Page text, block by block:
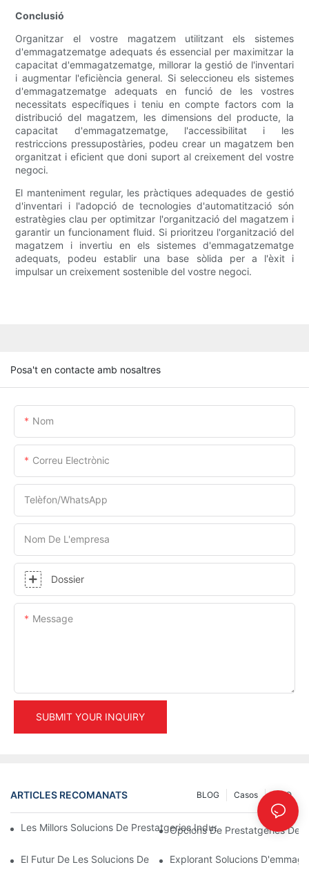
Conclusió
Organitzar el vostre magatzem utilitzant els sistemes
d'emmagatzematge adequats és essencial per maximitzar la
capacitat d'emmagatzematge, millorar la gestió de l'inventari
i augmentar l'eficiència general. Si seleccioneu els sistemes
d'emmagatzematge adequats en funció de les vostres
necessitats específiques i teniu en compte factors com la
distribució del magatzem, les dimensions del producte, la
capacitat d'emmagatzematge, l'accessibilitat i les
restriccions pressupostàries, podeu crear un magatzem ben
organitzat i eficient que doni suport al creixement del vostre
negoci.
El manteniment regular, les pràctiques adequades de gestió
d'inventari i l'adopció de tecnologies d'automatització són
estratègies clau per optimitzar l'organització del magatzem i
garantir un funcionament fluid. Si prioritzeu l'organització del
magatzem i invertiu en els sistemes d'emmagatzematge
adequats, podeu establir una base sòlida per a l'èxit i
impulsar un creixement sostenible del vostre negoci.
Posa't en contacte amb nosaltres
Nom
Correu Electrònic
Telèfon/WhatsApp
Nom De L'empresa
Dossier
Message
SUBMIT YOUR INQUIRY
ARTICLES RECOMANATS INFO
Casos
BLOG
Les Millors Solucions De Prestatgeries Industrials Per A Una
Opcions De Prestatgeries De
El Futur De Les Solucions De Prestatgeries Per A Palets:
Explorant Solucions